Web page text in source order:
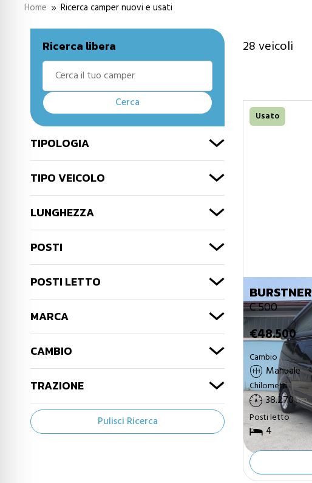
Home 9 Ricerca camper nuovi e usati
Ricerca libera
TIPOLOGIA
TIPO VEICOLO
LUNGHEZZA
POSTI
POSTI LETTO
MARCA
CAMBIO
TRAZIONE
Pulisci Ricerca
28veicoli
Usato
BURSTNER
C 500
€48.500
Cambio
Manuale
Chilometri
38.270km
Posti letto
4